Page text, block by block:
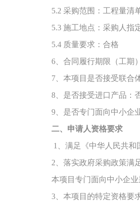
5.2 采购范围：工程量清
5.3 施工地点：采购人指
5.4 质量要求：合格
6、合同履行期限（工期
7、本项目是否接受联合
8、是否接受进口产品：
9、是否专门面向中小企
二、申请人资格要求
1、满足《中华人民共和
2、落实政府采购政策满
本项目专门面向中小企业
3、本项目的特定资格要